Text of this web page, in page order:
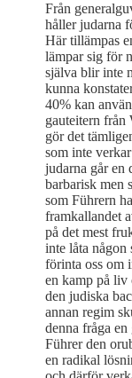
Från
håller judarna
Här tillämpas
lämpar sig för
själva blir inte
kunna
40% kan
gauteitern från
gör det
som inte
judarna går en
barbarisk men
som Führern
framkallandet
på det mest
inte låta någon
förinta oss om
en kamp på liv
den judiska
annan regim
denna fråga
Führer den
en radikal